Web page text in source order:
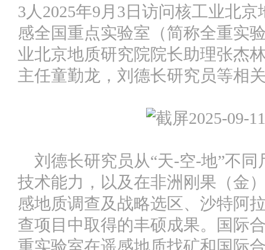
3人2025年9月3日访问核工业北
感全国重点实验室（简称全重实
业北京地质研究院院长助理张杰
主任童勤龙，刘德长研究员等相
刘德长研究员从“天-空-地”不
技术能力，以及在非洲刚果（金
感地质调查及战略选区、沙特阿
查项目中取得的丰硕成果。国际
重实验室在遥感地质找矿和国际